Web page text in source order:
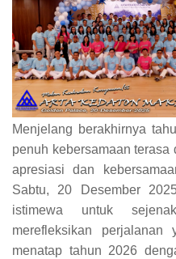
Menjelang berakhirnya
penuh kebersamaan
apresiasi dan
Sabtu, 20 Desember
istimewa untuk
merefleksikan
menatap tahun 2026